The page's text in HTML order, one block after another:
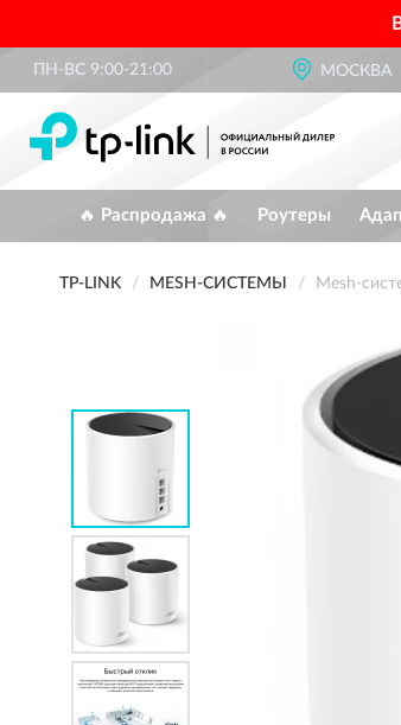
ПН-ВС 9:00-21:00 МОСКВА
🔥 Распродажа 🔥 Роутеры
TP-LINK MESH-СИСТЕМЫ Mesh-